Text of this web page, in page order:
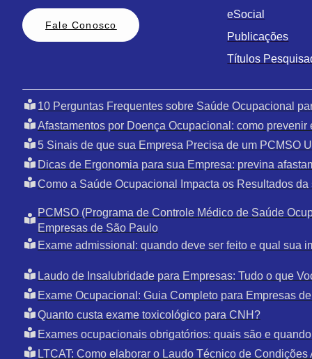
Fale Conosco
eSocial
Publicações
Títulos
10 Perguntas Frequentes sobre Saúde Ocupacional
Afastamentos por Doença Ocupacional: como prevenir
5 Sinais de que sua Empresa Precisa de um PCMSO
Dicas de Ergonomia para sua Empresa: previna
Como a Saúde Ocupacional Impacta os Resultados da
PCMSO (Programa de Controle Médico de Saúde
Empresas de São Paulo
Exame admissional: quando deve ser feito e qual sua
Laudo de Insalubridade para Empresas: Tudo o que
Exame Ocupacional: Guia Completo para Empresas
Quanto custa exame toxicológico para CNH?
Exames ocupacionais obrigatórios: quais são e
LTCAT: Como elaborar o Laudo Técnico de